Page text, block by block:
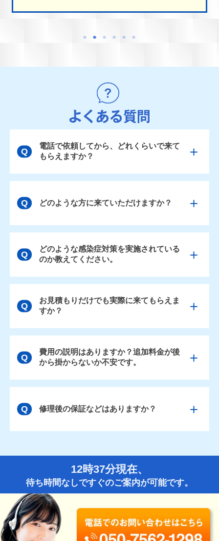
電話で依頼してから、どれくらいで来て
もらえますか？
どのような方に来ていただけますか？
どのような感染症対策を実施されている
のか教えてください。
お見積もりだけでも実際に来てもらえま
すか？
費用の説明はありますか？追加料金が後
から掛からないか不安です。
修理後の保証などはありますか？
12時37分現在、
待ち時間なしですぐのご案内が可能です。